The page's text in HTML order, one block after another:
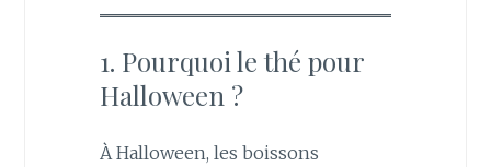
1. Pourquoi le thé pour
Halloween ?
À Halloween, les boissons